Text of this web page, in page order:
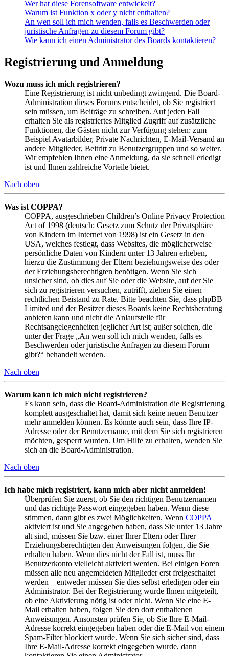
Wer hat diese Forensoftware entwickelt?
Warum ist Funktion x oder y nicht enthalten?
An wen soll ich mich wenden, falls es Beschwerden oder
juristische Anfragen zu diesem Forum gibt?
Wie kann ich einen Administrator des Boards kontaktieren?
Registrierung und Anmeldung
Wozu muss ich mich registrieren?
Eine Registrierung ist nicht unbedingt zwingend. Die Board-
Administration dieses Forums entscheidet, ob Sie registriert
sein müssen, um Beiträge zu schreiben. Auf jeden Fall
erhalten Sie als registriertes Mitglied Zugriff auf zusätzliche
Funktionen, die Gästen nicht zur Verfügung stehen: zum
Beispiel Avatarbilder, Private Nachrichten, E-Mail-Versand an
andere Mitglieder, Beitritt zu Benutzergruppen und so weiter.
Wir empfehlen Ihnen eine Anmeldung, da sie schnell erledigt
ist und Ihnen zahlreiche Vorteile bietet.
Nach oben
Was ist COPPA?
COPPA, ausgeschrieben Children’s Online Privacy Protection
Act of 1998 (deutsch: Gesetz zum Schutz der Privatsphäre
von Kindern im Internet von 1998) ist ein Gesetz in den
USA, welches festlegt, dass Websites, die möglicherweise
persönliche Daten von Kindern unter 13 Jahren erheben,
hierzu die Zustimmung der Eltern beziehungsweise des oder
der Erziehungsberechtigten benötigen. Wenn Sie sich
unsicher sind, ob dies auf Sie oder die Website, auf der Sie
sich zu registrieren versuchen, zutrifft, ziehen Sie einen
rechtlichen Beistand zu Rate. Bitte beachten Sie, dass phpBB
Limited und der Besitzer dieses Boards keine Rechtsberatung
anbieten kann und nicht die Anlaufstelle für
Rechtsangelegenheiten jeglicher Art ist; außer solchen, die
unter der Frage „An wen soll ich mich wenden, falls es
Beschwerden oder juristische Anfragen zu diesem Forum
gibt?“ behandelt werden.
Nach oben
Warum kann ich mich nicht registrieren?
Es kann sein, dass die Board-Administration die Registrierung
komplett ausgeschaltet hat, damit sich keine neuen Benutzer
mehr anmelden können. Es könnte auch sein, dass Ihre IP-
Adresse oder der Benutzername, mit dem Sie sich registrieren
möchten, gesperrt wurden. Um Hilfe zu erhalten, wenden Sie
sich an die Board-Administration.
Nach oben
Ich habe mich registriert, kann mich aber nicht anmelden!
Überprüfen Sie zuerst, ob Sie den richtigen Benutzernamen
und das richtige Passwort eingegeben haben. Wenn diese
stimmen, dann gibt es zwei Möglichkeiten. Wenn COPPA
aktiviert ist und Sie angegeben haben, dass Sie unter 13 Jahre
alt sind, müssen Sie bzw. einer Ihrer Eltern oder Ihrer
Erziehungsberechtigten den Anweisungen folgen, die Sie
erhalten haben. Wenn dies nicht der Fall ist, muss Ihr
Benutzerkonto vielleicht aktiviert werden. Bei einigen Foren
müssen alle neu angemeldeten Mitglieder erst freigeschaltet
werden – entweder müssen Sie dies selbst erledigen oder ein
Administrator. Bei der Registrierung wurde Ihnen mitgeteilt,
ob eine Aktivierung nötig ist oder nicht. Wenn Sie eine E-
Mail erhalten haben, folgen Sie den dort enthaltenen
Anweisungen. Ansonsten prüfen Sie, ob Sie Ihre E-Mail-
Adresse korrekt eingegeben haben oder die E-Mail von einem
Spam-Filter blockiert wurde. Wenn Sie sich sicher sind, dass
Ihre E-Mail-Adresse korrekt eingegeben wurde, dann